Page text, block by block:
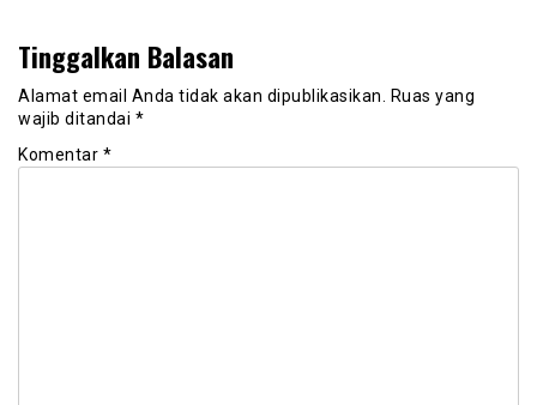
Tinggalkan Balasan
Alamat email Anda tidak akan dipublikasikan.
Ruas yang
wajib ditandai *
Komentar *